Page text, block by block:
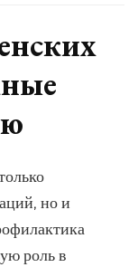
заболеваний:
шаги
но и
роль в